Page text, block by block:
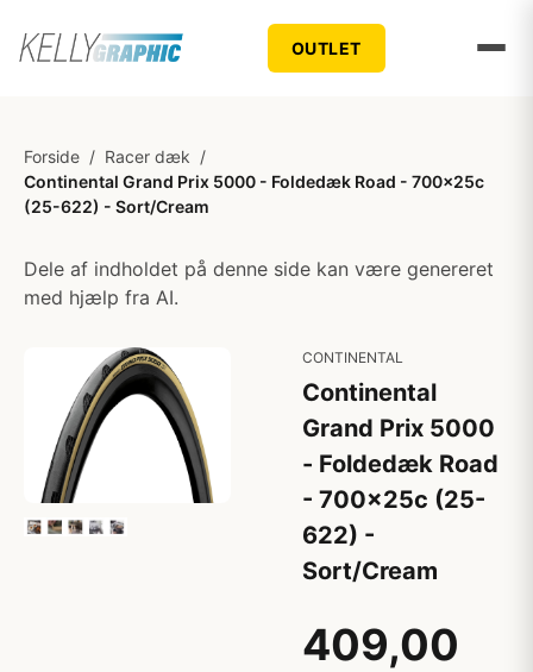
OUTLET
Forside / Racer dæk /
Continental Grand Prix 5000 - Foldedæk Road - 700x25c
(25-622) - Sort/Cream
Dele af indholdet på denne side kan være genereret
med hjælp fra AI.
CONTINENTAL
Continental
Grand Prix 5000
- Foldedæk Road
- 700x25c (25-
622) -
Sort/Cream
409,00